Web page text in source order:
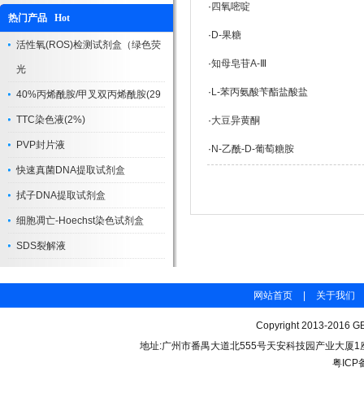
热门产品 Hot
活性氧(ROS)检测试剂盒（绿色荧
光
40%丙烯酰胺/甲叉双丙烯酰胺(29
TTC染色液(2%)
PVP封片液
快速真菌DNA提取试剂盒
拭子DNA提取试剂盒
细胞凋亡-Hoechst染色试剂盒
SDS裂解液
· 四氧嘧啶
· D-果糖
·知母皂苷A-Ⅲ
· L-苯丙氨酸苄酯盐酸盐
·大豆异黄酮
· N-乙酰-D-葡萄糖胺
网站首页 关于我们
Copyright 2013-2016
地址:广州市番禺大道北555号天安科技园产业大厦
粤ICP